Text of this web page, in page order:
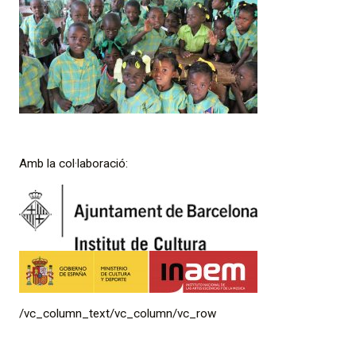
Amb la col·laboració:
/vc_column_text/vc_column/vc_row